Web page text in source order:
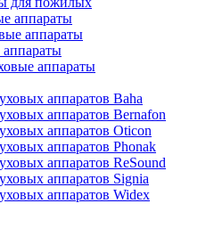
аппараты
аппараты
аппараты
аппаратов Baha
аппаратов Bernafon
аппаратов Oticon
аппаратов Phonak
аппаратов ReSound
аппаратов Signia
аппаратов Widex